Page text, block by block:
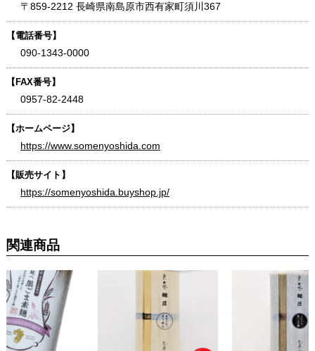
〒859-2212 長崎県南島原市西有家町須川367
【電話番号】
090-1343-0000
【FAX番号】
0957-82-2448
【ホームページ】
https://www.somenyoshida.com
【販売サイト】
https://somenyoshida.buyshop.jp/
関連商品